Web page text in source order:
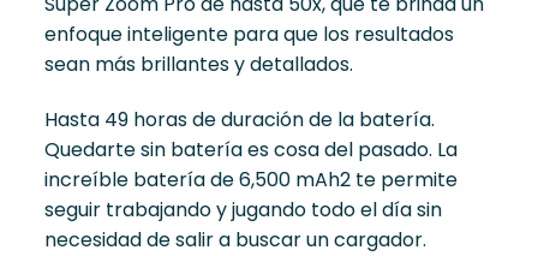
enfoque inteligente para que los resultados
sean más brillantes y detallados.
Hasta 49 horas de duración de la batería.
Quedarte sin batería es cosa del pasado. La
increíble batería de 6,500 mAh2 te permite
seguir trabajando y jugando todo el día sin
necesidad de salir a buscar un cargador.